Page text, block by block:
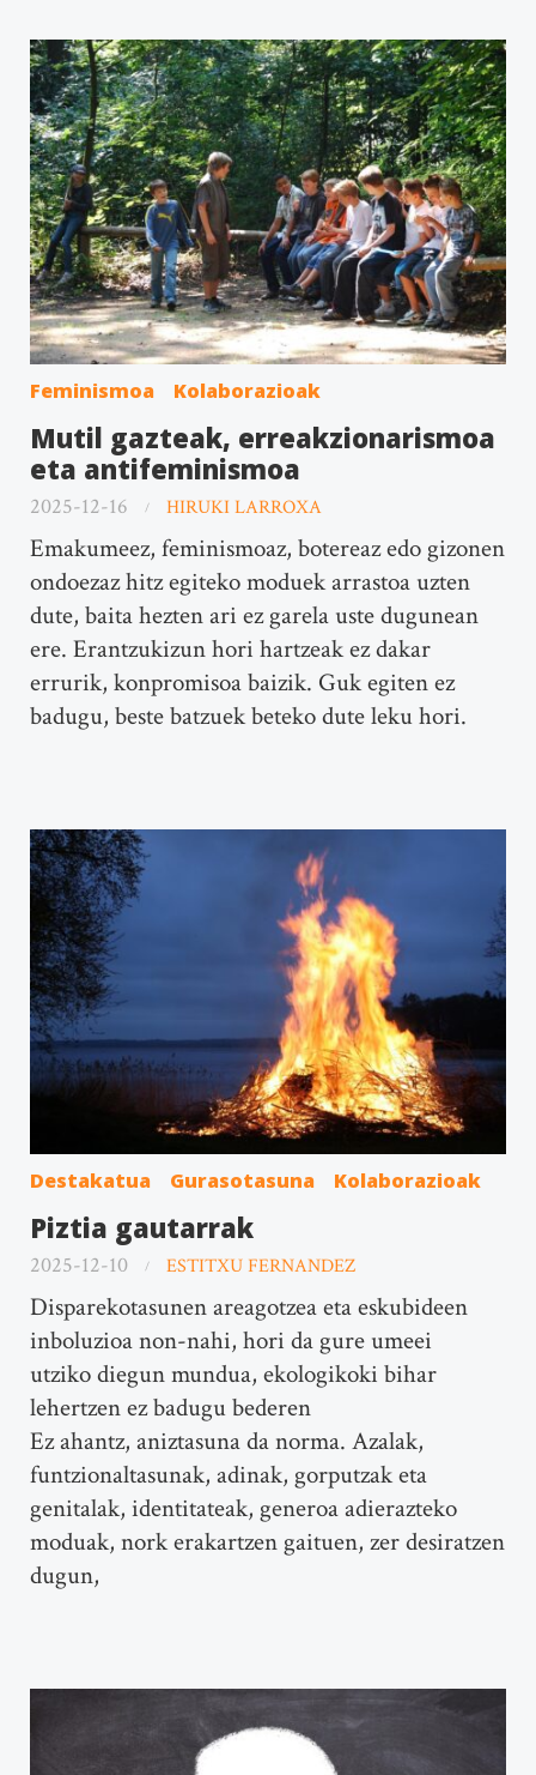
Feminismoa Kolaborazioak
Mutil gazteak, erreakzionarismoa
eta antifeminismoa
2025-12-16 HIRUKI LARROXA
Emakumeez, feminismoaz, botereaz edo gizonen
ondoezaz hitz egiteko moduek arrastoa uzten
dute, baita hezten ari ez garela uste dugunean
ere. Erantzukizun hori hartzeak ez dakar
errurik, konpromisoa baizik. Guk egiten ez
badugu, beste batzuek beteko dute leku hori.
Destakatua Gurasotasuna Kolaborazioak
Piztia gautarrak
2025-12-10 ESTITXU FERNANDEZ
Disparekotasunen areagotzea eta eskubideen
inboluzioa non-nahi, hori da gure umeei
utziko diegun mundua, ekologikoki bihar
lehertzen ez badugu bederen
Ez ahantz, aniztasuna da norma. Azalak,
funtzionaltasunak, adinak, gorputzak eta
genitalak, identitateak, generoa adierazteko
moduak, nork erakartzen gaituen, zer desiratzen
dugun,